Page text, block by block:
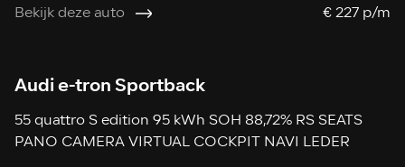
Bekijk deze auto € 227 p/m
Audi e-tron Sportback
55 quattro S edition 95 kWh SOH 88,72% RS SEATS
PANO CAMERA VIRTUAL COCKPIT NAVI LEDER